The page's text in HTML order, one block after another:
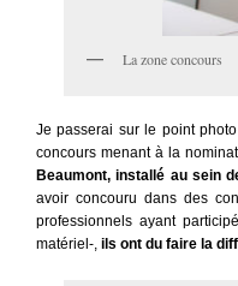
La zone concours
Je passerai sur le point
concours menant à la
Beaumont, installé au sein
avoir concouru dans des
professionnels ayant
matériel-, ils ont du faire la